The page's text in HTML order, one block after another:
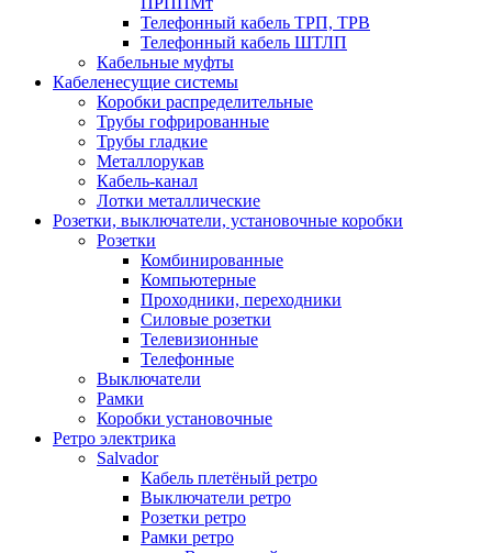
Телефонный кабель ТРП, ТРВ
Телефонный кабель ШТЛП
Кабельные муфты
Кабеленесущие системы
Коробки распределительные
Трубы гофрированные
Трубы гладкие
Металлорукав
Кабель-канал
Лотки металлические
Розетки, выключатели, установочные коробки
Розетки
Комбинированные
Компьютерные
Проходники, переходники
Силовые розетки
Телевизионные
Телефонные
Выключатели
Рамки
Коробки установочные
Ретро электрика
Salvador
Кабель плетёный ретро
Выключатели ретро
Розетки ретро
Рамки ретро